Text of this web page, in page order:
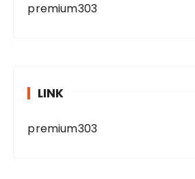
premium303
LINK
premium303